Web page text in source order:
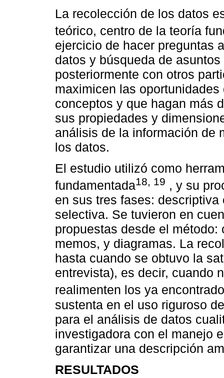
La recolección de los datos
teórico, centro de la teoría
ejercicio de hacer preguntas
datos y búsqueda de
posteriormente con otros
maximicen las
conceptos y que hagan más
sus propiedades y
análisis de la información de
los datos.
El estudio utilizó como
fundamentada18, 19 , y su
en sus tres fases:
selectiva. Se tuvieron en
propuestas desde el
memos, y diagramas. La
hasta cuando se obtuvo la
entrevista), es decir, cuando
realimenten los ya
sustenta en el uso riguroso
para el análisis de datos
investigadora con el manejo
garantizar una descripción
RESULTADOS